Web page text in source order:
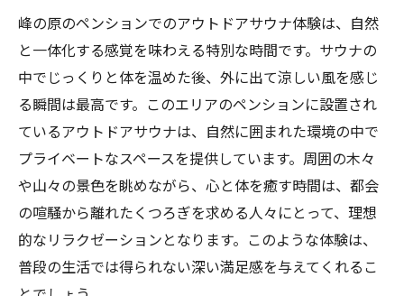
峰の原のペンションでのアウトドアサウナ体験は、自然
と一体化する感覚を味わえる特別な時間です。サウナの
中でじっくりと体を温めた後、外に出て涼しい風を感じ
る瞬間は最高です。このエリアのペンションに設置され
ているアウトドアサウナは、自然に囲まれた環境の中で
プライベートなスペースを提供しています。周囲の木々
や山々の景色を眺めながら、心と体を癒す時間は、都会
の喧騒から離れたくつろぎを求める人々にとって、理想
的なリラクゼーションとなります。このような体験は、
普段の生活では得られない深い満足感を与えてくれるこ